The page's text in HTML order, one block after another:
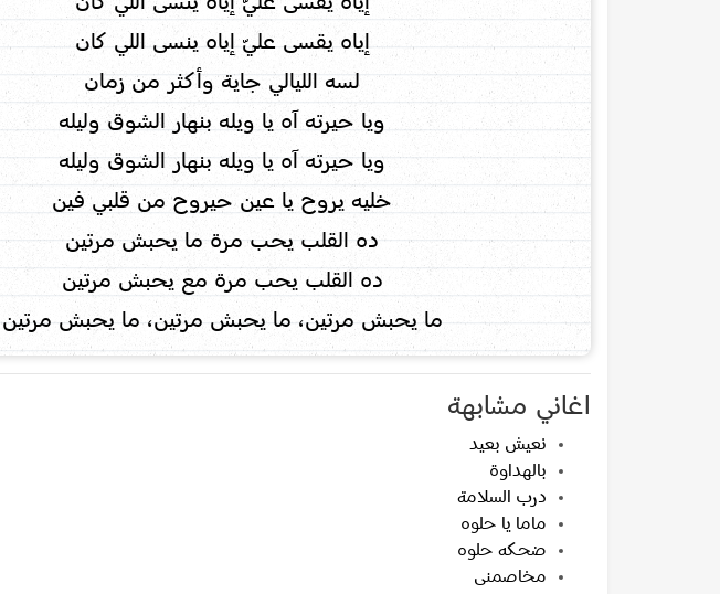
إياه يقسى عليّ إياه ينسى اللي كان
لسه الليالي جاية وأكثر من زمان
ويا حيرته آه يا ويله بنهار الشوق وليله
ويا حيرته آه يا ويله بنهار الشوق وليله
خليه يروح يا عين حيروح من قلبي فين
ده القلب يحب مرة ما يحبش مرتين
ده القلب يحب مرة مع يحبش مرتين
ما يحبش مرتين، ما يحبش مرتين، ما يحبش مرتين
اغاني مشابهة
نعيش بعيد
بالهداوة
درب السلامة
ماما يا حلوه
ضحكه حلوه
مخاصمنى